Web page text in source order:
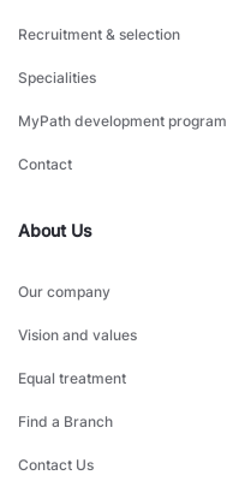
Recruitment & selection
Specialities
MyPath development program
Contact
About Us
Our company
Vision and values
Equal treatment
Find a Branch
Contact Us